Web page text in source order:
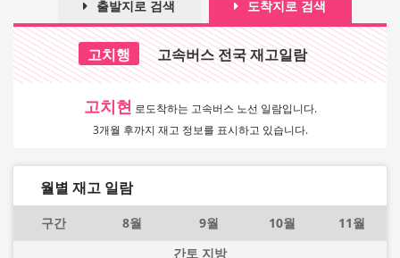
출발지로 검색 도착지로 검색
고치행 고속버스 전국 재고일람
고치현 로도착하는 고속버스 노선 일람입니다.
3개월 후까지 재고 정보를 표시하고 있습니다.
월별 재고 일람
구간 8월 9월 10월
11월
간토 지방